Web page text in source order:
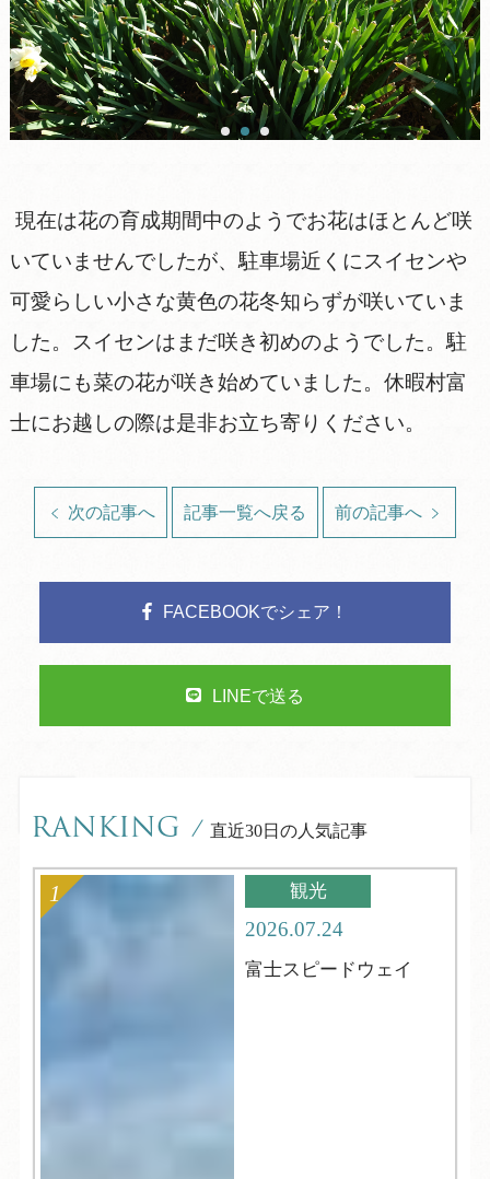
現在は花の育成期間中のようでお花はほとんど咲
いていませんでしたが、駐車場近くにスイセンや
可愛らしい小さな黄色の花冬知らずが咲いていま
した。スイセンはまだ咲き初めのようでした。駐
車場にも菜の花が咲き始めていました。休暇村富
士にお越しの際は是非お立ち寄りください。
次の記事へ 記事一覧へ戻る 前の記事へ
FACEBOOKでシェア！
LINEで送る
RANKING / 直近30日の人気記事
観光
2026.07.24
富士スピードウェイ